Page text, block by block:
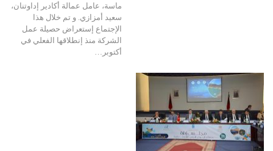
ماسة، عامل عمالة أكادير إداوتنان،
سعيد أمزازي. و تم خلال هذا
الإجتماع إستعراض حصيلة عمل
الشركة منذ إنطلاقها الفعلي في
أكتوبر…